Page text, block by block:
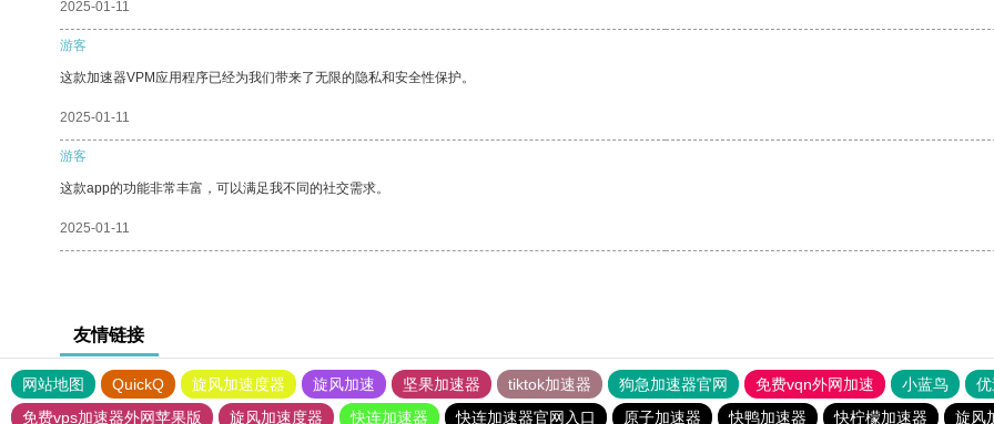
2025-01-11
游客
这款加速器VPM应用程序已经为我们带来了无限的隐私和安全性保护。
2025-01-11
游客
这款app的功能非常丰富，可以满足我不同的社交需求。
2025-01-11
友情链接
网站地图 QuickQ 旋风加速度器 旋风加速 坚果加速器 tiktok加速器 狗急加速器官网 免费vqn外网加速 小蓝鸟
免费vps加速器外网苹果版
旋风加速度器 快连加速器 快连加速器官网入口 原子加速器 快鸭加速器 快柠檬加速器 旋风